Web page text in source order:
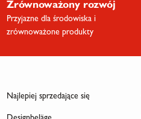
Zrównoważony rozwój
Przyjazne dla środowiska i
zrównoważone produkty
Najlepiej sprzedające się